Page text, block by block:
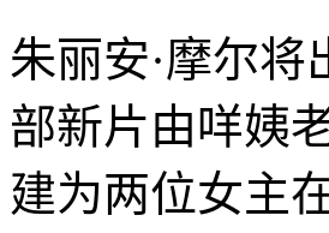
朱丽安·摩尔
部新片由咩姨
建为两位女主